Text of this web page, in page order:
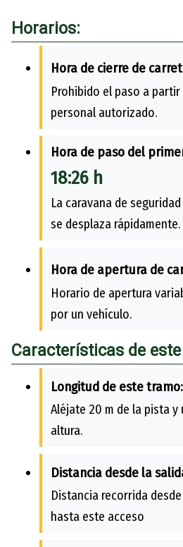
Horarios:
Hora de cierre de
Prohibido el paso a
personal autorizado.
Hora de paso del
18:26 h
La caravana de
se desplaza rápidamente.
Hora de apertura de
Horario de apertura
por un vehículo.
Características de
Longitud de este tramo:
Aléjate 20 m de la pista y
altura.
Distancia desde la
Distancia recorrida
hasta este acceso